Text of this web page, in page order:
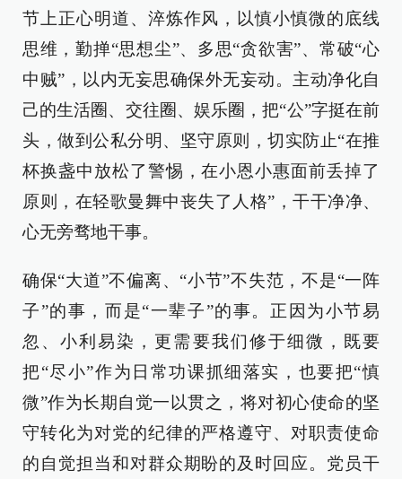
节上正心明道、淬炼作风，以慎小慎微的底线
思维，勤掸“思想尘”、多思“贪欲害”、常破“心
中贼”，以内无妄思确保外无妄动。主动净化自
己的生活圈、交往圈、娱乐圈，把“公”字挺在前
头，做到公私分明、坚守原则，切实防止“在推
杯换盏中放松了警惕，在小恩小惠面前丢掉了
原则，在轻歌曼舞中丧失了人格”，干干净净、
心无旁骛地干事。
确保“大道”不偏离、“小节”不失范，不是“一阵
子”的事，而是“一辈子”的事。正因为小节易
忽、小利易染，更需要我们修于细微，既要
把“尽小”作为日常功课抓细落实，也要把“慎
微”作为长期自觉一以贯之，将对初心使命的坚
守转化为对党的纪律的严格遵守、对职责使命
的自觉担当和对群众期盼的及时回应。党员干